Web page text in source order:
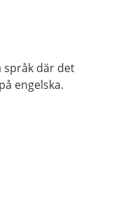
språk där det
engelska.